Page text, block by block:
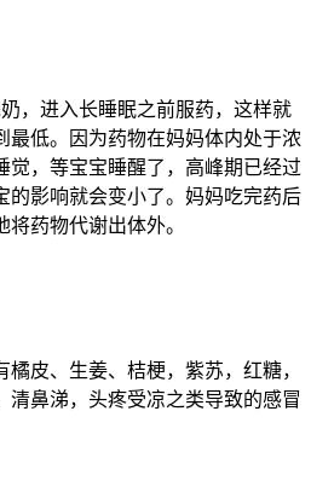
，进入长睡眠之前服药，这样就
最低。因为药物在妈妈体内处于浓
觉，等宝宝睡醒了，高峰期已经过
的影响就会变小了。妈妈吃完药后
药物代谢出体外。
皮、生姜、桔梗，紫苏，红糖，
清鼻涕，头疼受凉之类导致的感冒